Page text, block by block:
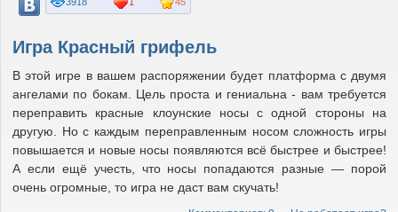
Игра Красный грифель
В этой игре в вашем распоряжении будет платформа с двумя
ангелами по бокам. Цель проста и гениальна - вам требуется
переправить красные клоунские носы с одной стороны на
другую. Но с каждым переправленным носом сложность игры
повышается и новые носы появляются всё быстрее и быстрее!
А если ещё учесть, что носы попадаются разные — порой
очень огромные, то игра не даст вам скучать!